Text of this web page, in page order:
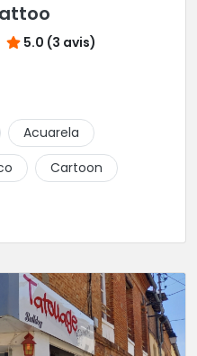
5.0 (3 avis)
Acuarela
Cartoon